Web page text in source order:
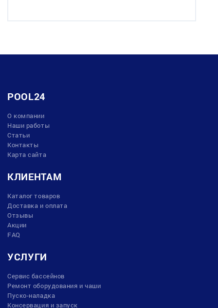
POOL24
О компании
Наши работы
Статьи
Контакты
Карта сайта
КЛИЕНТАМ
Каталог товаров
Доставка и оплата
Отзывы
Акции
FAQ
УСЛУГИ
Сервис бассейнов
Ремонт оборудования и чаши
Пуско-наладка
Консервация и запуск